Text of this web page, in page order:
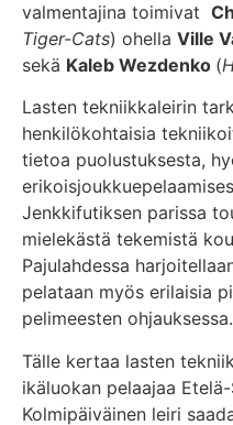
valmentajina toimivat
Tiger-Cats) ohella Ville
sekä Kaleb Wezdenko (
Lasten tekniikkaleirin
henkilökohtaisia
tietoa puolustuksesta,
Jenkkifutiksen parissa
mielekästä tekemistä
Pajulahdessa
pelataan myös erilaisia
pelimeesten ohjauksessa.
Tälle kertaa lasten
ikäluokan pelaajaa
Kolmipäiväinen leiri